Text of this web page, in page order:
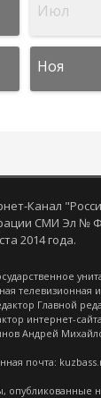
Июл
Ноя
Канал
СМИ Эл №
2014 года.
телевизионная
Главной
интернет-
Андрей
почта:
опубликованные